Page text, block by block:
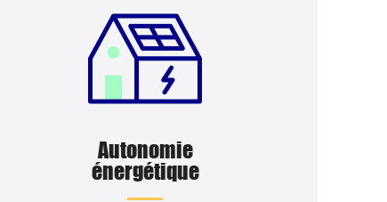
Autonomie
énergétique